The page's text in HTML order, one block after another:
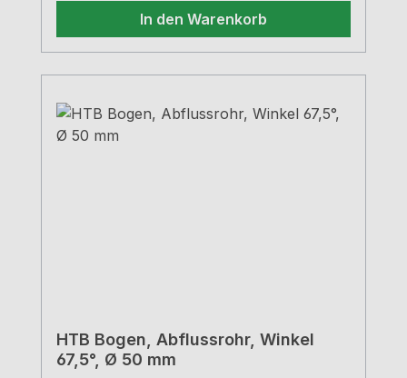
In den Warenkorb
HTB Bogen, Abflussrohr, Winkel
67,5°, Ø 50 mm